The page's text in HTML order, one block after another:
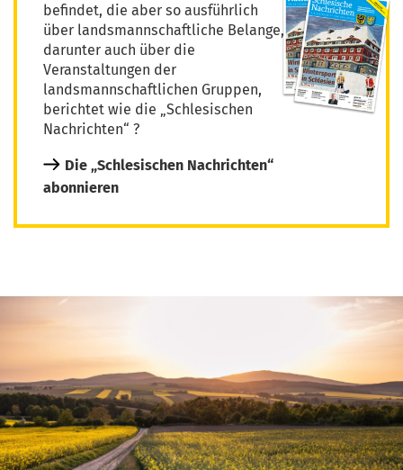
befindet, die aber so ausführlich
über landsmannschaftliche Belange,
darunter auch über die
Veranstaltungen der
landsmannschaftlichen Gruppen,
berichtet wie die „Schlesischen
Nachrichten“ ?
Die „Schlesischen Nachrichten“
abonnieren